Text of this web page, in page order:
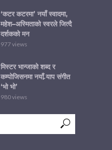
‘कटर कटरमा’ नयाँ स्वादमा,
महेश–अस्मिताको स्वरले जित्दै
दर्शकको मन
977 views
मिस्टर भान्जाको शब्द र
कम्पोजिसनमा नयाँ र्‍याप संगीत
‘भो भो’
980 views